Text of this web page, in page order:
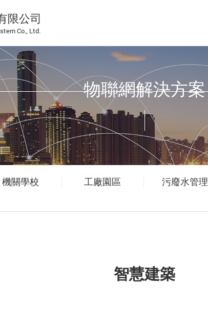
限公司
Co., Ltd.
物聯網解決方案
機關學校 工廠園區 污廢水管理
智慧建築